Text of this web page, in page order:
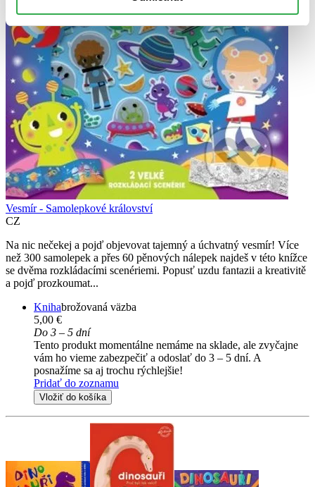
Vesmír - Samolepkové království
CZ
Na nic nečekej a pojď objevovat tajemný a úchvatný vesmír! Více
než 300 samolepek a přes 60 pěnových nálepek najdeš v této knížce
se dvěma rozkládacími scenériemi. Popusť uzdu fantazii a kreativitě
a pojď prozkoumat...
Knihabrožovaná väzba
5,00 €
Do 3 – 5 dní
Tento produkt momentálne nemáme na sklade, ale zvyčajne
vám ho vieme zabezpečiť a odoslať do 3 – 5 dní. A
posnažíme sa aj trochu rýchlejšie!
Pridať do zoznamu
Vložiť do košíka